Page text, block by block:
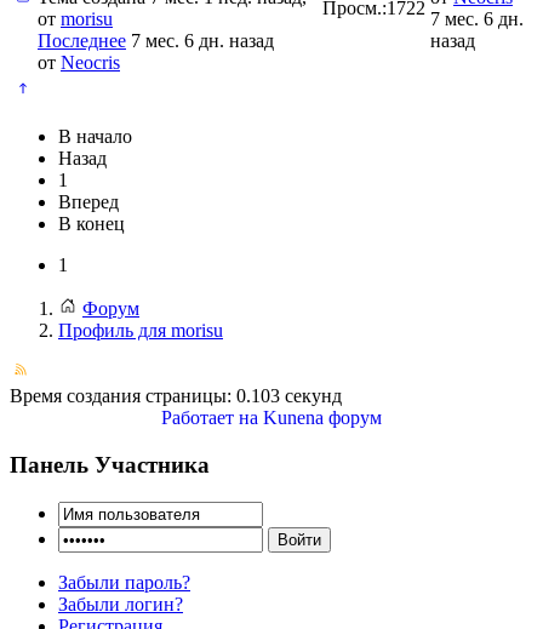
от morisu
Последнее 7 мес. 6 дн. назад
от Neocris
Просм.:1722
7 мес. 6 дн.
назад
В начало
Назад
1
Вперед
В конец
1
Форум
Профиль для morisu
Время создания страницы: 0.103 секунд
Работает на Kunena форум
Панель Участника
Забыли пароль?
Забыли логин?